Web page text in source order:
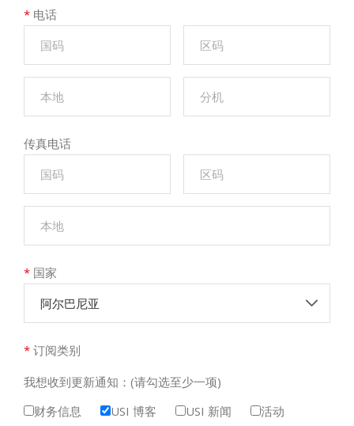
* 电话
传真电话
* 国家
阿尔巴尼亚
* 订阅类别
我想收到更新通知：(请勾选至少一项)
财务信息
USI 博客 USI 新闻 活动